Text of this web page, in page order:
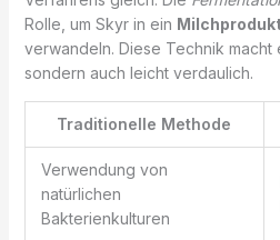
Rolle, um Skyr in ein
verwandeln. Diese Technik macht
sondern auch leicht verdaulich.
Traditionelle Methode
Verwendung von
natürlichen
Bakterienkulturen